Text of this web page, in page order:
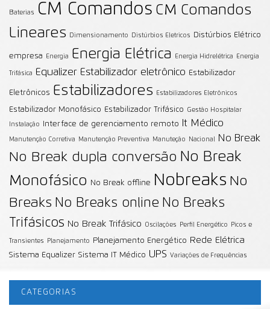
Baterias CM Comandos CM Comandos
Lineares
Dimensionamento Distúrbios Eletricos Distúrbios Elétrico
empresa Energia Energia Elétrica Energia Hidrelétrica Energia
Trifásica Equalizer Estabilizador eletrônico Estabilizador
Eletrônicos Estabilizadores Estabilizadores Eletrônicos
Estabilizador Monofásico Estabilizador Trifásico Gestão Hospitalar
Instalação Interface de gerenciamento remoto It Médico
Manutenção Corretiva Manutenção Preventiva Manuteção Nacional No Break
No Break dupla conversão No Break
Monofásico
No Break offline Nobreaks No
Breaks No Breaks online No Breaks
Trifásicos No Break Trifásico Oscilações Perfil Energético Picos e
Transientes Planejamento Planejamento Energético Rede Elétrica
Sistema Equalizer Sistema IT Médico UPS Variações de Frequências
CATEGORIAS